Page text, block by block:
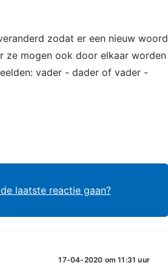
zodat er een nieuw woord
ze mogen ook door elkaar worden
vader - dader of vader -
laatste reactie gaan?
17-04-2020 om 11:31 uur